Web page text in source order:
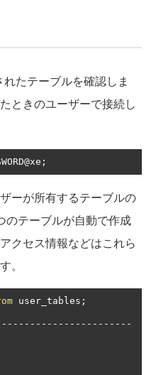
たテーブルを確認しま
ときのユーザーで接続し
;
ーが所有するテーブルの
のテーブルが自動で作成
クセス情報などはこれら
。
user_tables ;